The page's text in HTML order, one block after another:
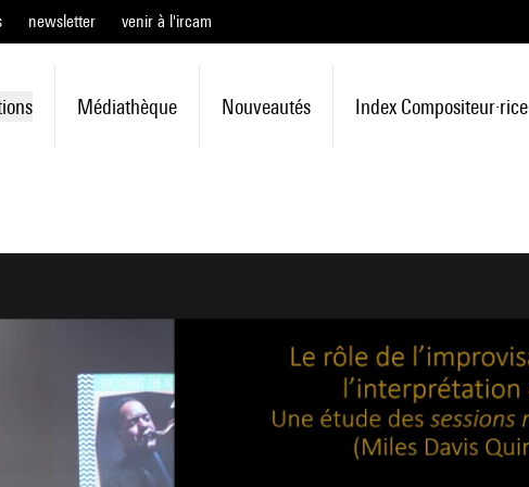
newsletter venir à l'ircam
Médiathèque Nouveautés Index Compositeur·rice